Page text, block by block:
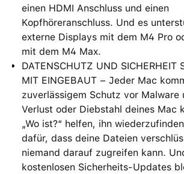
einen HDMI Anschluss und einen
Kopfhöreranschluss. Und es
externe Displays mit dem M4 Pro
mit dem M4 Max.
DATENSCHUTZ UND SICHERHEIT
MIT EINGEBAUT − Jeder Mac
zuverlässigem Schutz vor Malware
Verlust oder Diebstahl deines Mac
„Wo ist?“ helfen, ihn
dafür, dass deine Dateien
niemand darauf zugreifen kann.
kostenlosen Sicherheits-Updates